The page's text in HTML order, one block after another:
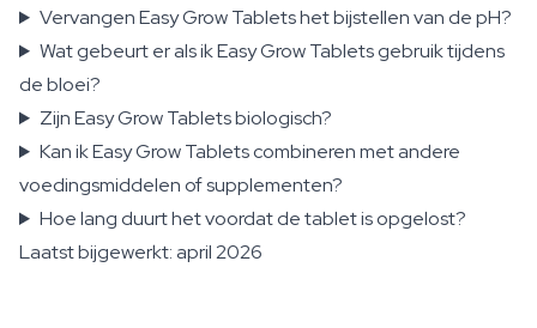
Vervangen Easy Grow Tablets het bijstellen van de pH?
Wat gebeurt er als ik Easy Grow Tablets gebruik tijdens
de bloei?
Zijn Easy Grow Tablets biologisch?
Kan ik Easy Grow Tablets combineren met andere
voedingsmiddelen of supplementen?
Hoe lang duurt het voordat de tablet is opgelost?
Laatst bijgewerkt: april 2026